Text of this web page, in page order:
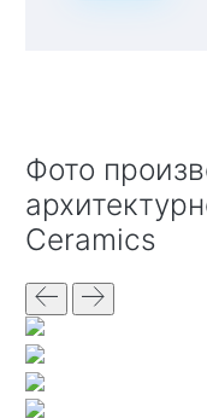
Фото производства
Ceramics